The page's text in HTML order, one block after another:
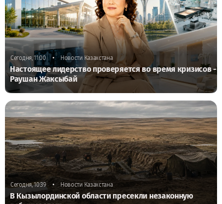
Сегодня, 11:00 • Новости Казахстана
Настоящее лидерство проверяется во время кризисов -
Раушан Жаксыбай
Сегодня, 10:39 • Новости Казахстана
В Кызылординской области пресекли незаконную